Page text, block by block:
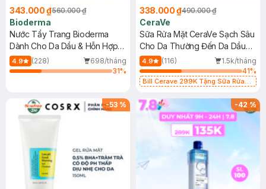
343.000 ₫560.000 ₫
Bioderma
Nước Tẩy Trang Bioderma
Dành Cho Da Dầu & Hỗn Hợp
500ml
4.9 (228)
698/tháng
31%
338.000 ₫490.000 ₫
CeraVe
Sữa Rửa Mặt CeraVe Sạch Sâu
Cho Da Thường Đến Da Dầu
473ml
4.9 (116)
1.5k/tháng
41%
Bill Cerave 299K Tặng Sữa Rửa
-53 % -42%